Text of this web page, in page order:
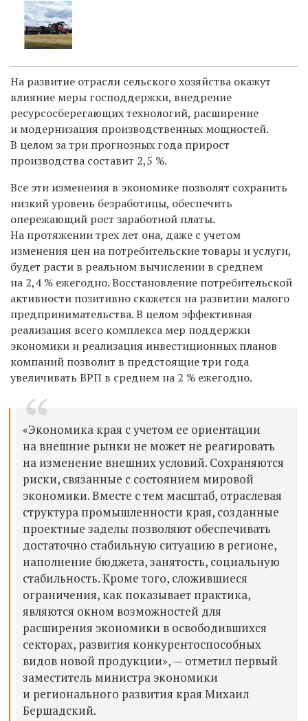
На развитие отрасли сельского хозяйства окажут
влияние меры господдержки, внедрение
ресурсосберегающих технологий, расширение
и модернизация производственных мощностей.
В целом за три прогнозных года прирост
производства составит 2,5 %.
Все эти изменения в экономике позволят сохранить
низкий уровень безработицы, обеспечить
опережающий рост заработной платы.
На протяжении трех лет она, даже с учетом
изменения цен на потребительские товары и услуги,
будет расти в реальном вычислении в среднем
на 2,4 % ежегодно. Восстановление потребительской
активности позитивно скажется на развитии малого
предпринимательства. В целом эффективная
реализация всего комплекса мер поддержки
экономики и реализация инвестиционных планов
компаний позволит в предстоящие три года
увеличивать ВРП в среднем на 2 % ежегодно.
«Экономика края с учетом ее ориентации
на внешние рынки не может не реагировать
на изменение внешних условий. Сохраняются
риски, связанные с состоянием мировой
экономики. Вместе с тем масштаб, отраслевая
структура промышленности края, созданные
проектные заделы позволяют обеспечивать
достаточно стабильную ситуацию в регионе,
наполнение бюджета, занятость, социальную
стабильность. Кроме того, сложившиеся
ограничения, как показывает практика,
являются окном возможностей для
расширения экономики в освободившихся
секторах, развития конкурентоспособных
видов новой продукции», — отметил первый
заместитель министра экономики
и регионального развития края Михаил
Бершадский.